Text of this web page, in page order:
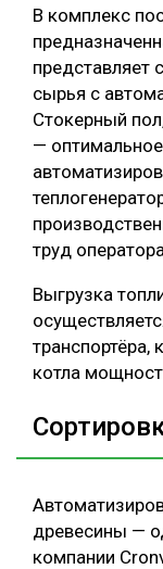
В комплекс
представляет
сырья с
Стокерный
—
труд
Выгрузка
транспортёра,
котла
древесины —
компании